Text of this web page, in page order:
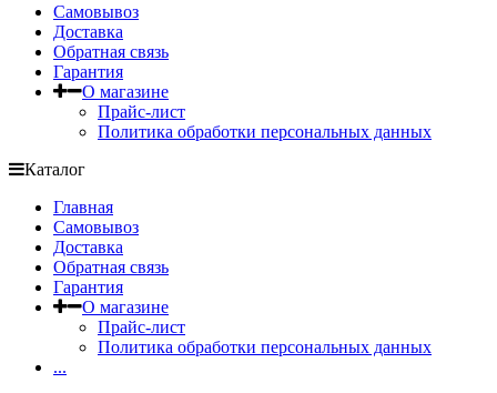
Самовывоз
Доставка
Обратная связь
Гарантия
О магазине
Прайс-лист
Политика обработки персональных данных
Каталог
Главная
Самовывоз
Доставка
Обратная связь
Гарантия
О магазине
Прайс-лист
Политика обработки персональных данных
...